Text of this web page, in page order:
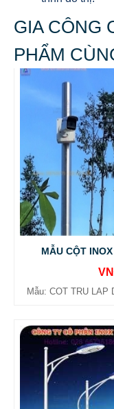
GIA CÔNG
PHẨM
MẪU CỘT
Mẫu: COT TRU LAP